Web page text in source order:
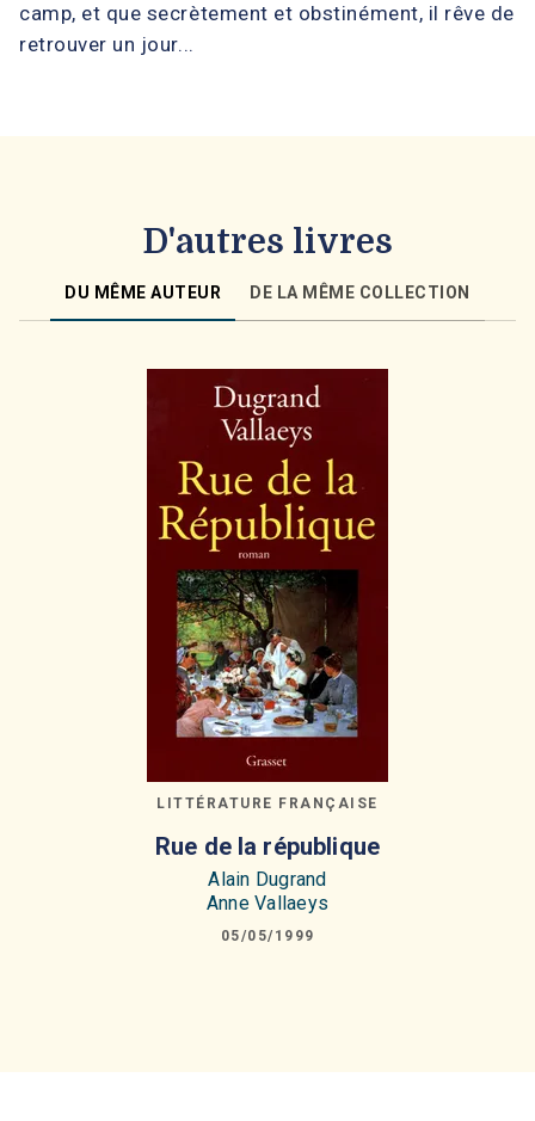
camp, et que secrètement et obstinément, il rêve de
retrouver un jour...
D'autres livres
DU MÊME AUTEUR DE LA MÊME COLLECTION
LITTÉRATURE FRANÇAISE
Rue de la république
Alain Dugrand
Anne Vallaeys
05/05/1999